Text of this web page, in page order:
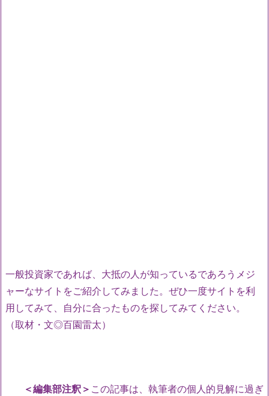
一般投資家であれば、大抵の人が知っているであろうメジ
ャーなサイトをご紹介してみました。ぜひ一度サイトを利
用してみて、自分に合ったものを探してみてください。
（取材・文◎百園雷太）
＜編集部注釈＞ この記事は、執筆者の個人的見解に過ぎ